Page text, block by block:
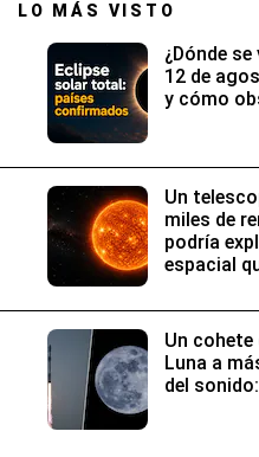
LO MÁS VISTO
¿Dónde
12 de
y cómo
Un
miles de
podría
espacial
Un
Luna a
del